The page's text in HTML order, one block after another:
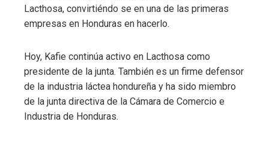
Lacthosa, convirtiéndo se en una de las primeras
empresas en Honduras en hacerlo.
Hoy, Kafie continúa activo en Lacthosa como
presidente de la junta. También es un firme defensor
de la industria láctea hondureña y ha sido miembro
de la junta directiva de la Cámara de Comercio e
Industria de Honduras.